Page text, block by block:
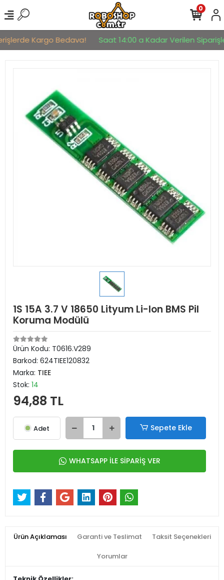
Kargo Bedava! Saat 14:00 a Kadar Verilen
0
1S 15A 3.7 V 18650 Lityum Li-Ion BMS Pil
Koruma Modülü
Ürün Kodu: T0616.V289
Barkod: 624TIEE120832
Marka: TIEE
Stok: 14
94,88 TL
Adet Sepete Ekle
WHATSAPP İLE SİPARİŞ VER
Ürün Açıklaması Garanti ve Teslimat Taksit Seçenekleri
Yorumlar